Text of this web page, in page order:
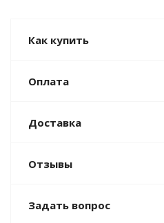
Как купить
Оплата
Доставка
Отзывы
Задать вопрос